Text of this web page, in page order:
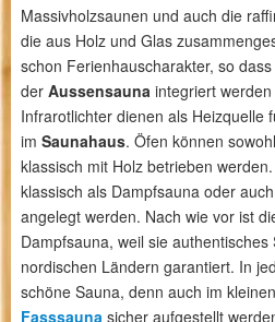
Massivholzsaunen und auch die
die aus Holz und Glas
schon Ferienhauscharakter, so
der Aussensaunaintegriert werden
Infrarotlichter dienen als Heizquelle
im Saunahaus. Öfen können
klassisch mit Holz betrieben
klassisch als Dampfsauna oder
angelegt werden. Nach wie vor ist
Dampfsauna, weil sie
nordischen Ländern garantiert. In
schöne Sauna, denn auch im
Fasssaunasicher aufgestellt